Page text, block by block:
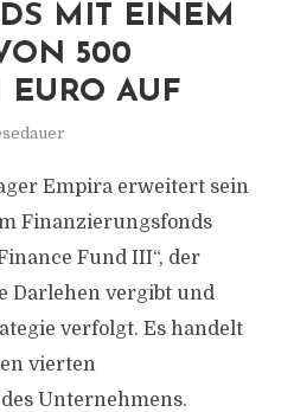
MIT EINEM
500
AUF
Empira erweitert sein
Finanzierungsfonds
Fund III“, der
Darlehen vergibt und
verfolgt. Es handelt
vierten
Unternehmens.